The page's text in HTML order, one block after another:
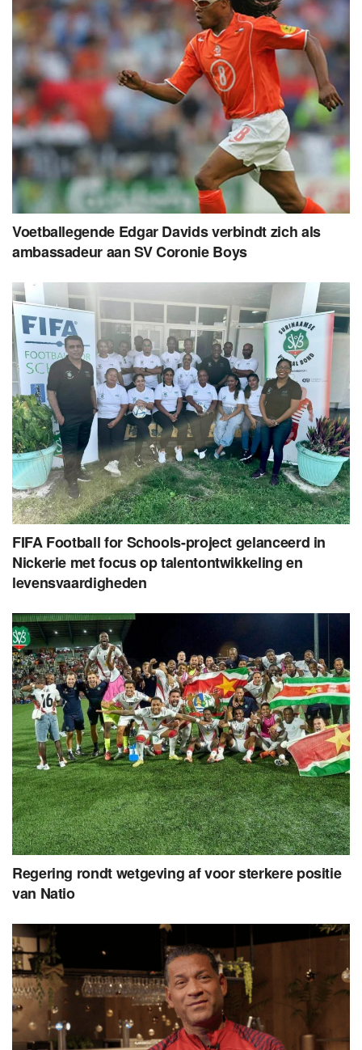
Voetballegende Edgar Davids verbindt zich als
ambassadeur aan SV Coronie Boys
FIFA Football for Schools-project gelanceerd in
Nickerie met focus op talentontwikkeling en
levensvaardigheden
Regering rondt wetgeving af voor sterkere positie
van Natio